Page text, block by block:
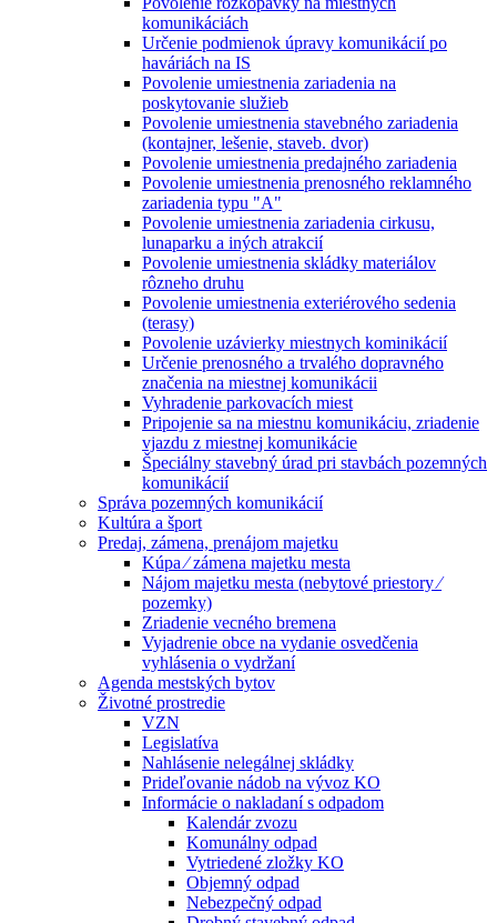
komunikáciách
Určenie podmienok úpravy komunikácií po
haváriách na IS
Povolenie umiestnenia zariadenia na
poskytovanie služieb
Povolenie umiestnenia stavebného zariadenia
(kontajner, lešenie, staveb. dvor)
Povolenie umiestnenia predajného zariadenia
Povolenie umiestnenia prenosného reklamného
zariadenia typu "A"
Povolenie umiestnenia zariadenia cirkusu,
lunaparku a iných atrakcií
Povolenie umiestnenia skládky materiálov
rôzneho druhu
Povolenie umiestnenia exteriérového sedenia
(terasy)
Povolenie uzávierky miestnych kominikácií
Určenie prenosného a trvalého dopravného
značenia na miestnej komunikácii
Vyhradenie parkovacích miest
Pripojenie sa na miestnu komunikáciu, zriadenie
vjazdu z miestnej komunikácie
Špeciálny stavebný úrad pri stavbách pozemných
komunikácií
Správa pozemných komunikácií
Kultúra a šport
Predaj, zámena, prenájom majetku
Kúpa ⁄ zámena majetku mesta
Nájom majetku mesta (nebytové priestory ⁄
pozemky)
Zriadenie vecného bremena
Vyjadrenie obce na vydanie osvedčenia
vyhlásenia o vydržaní
Agenda mestských bytov
Životné prostredie
VZN
Legislatíva
Nahlásenie nelegálnej skládky
Prideľovanie nádob na vývoz KO
Informácie o nakladaní s odpadom
Kalendár zvozu
Komunálny odpad
Vytriedené zložky KO
Objemný odpad
Nebezpečný odpad